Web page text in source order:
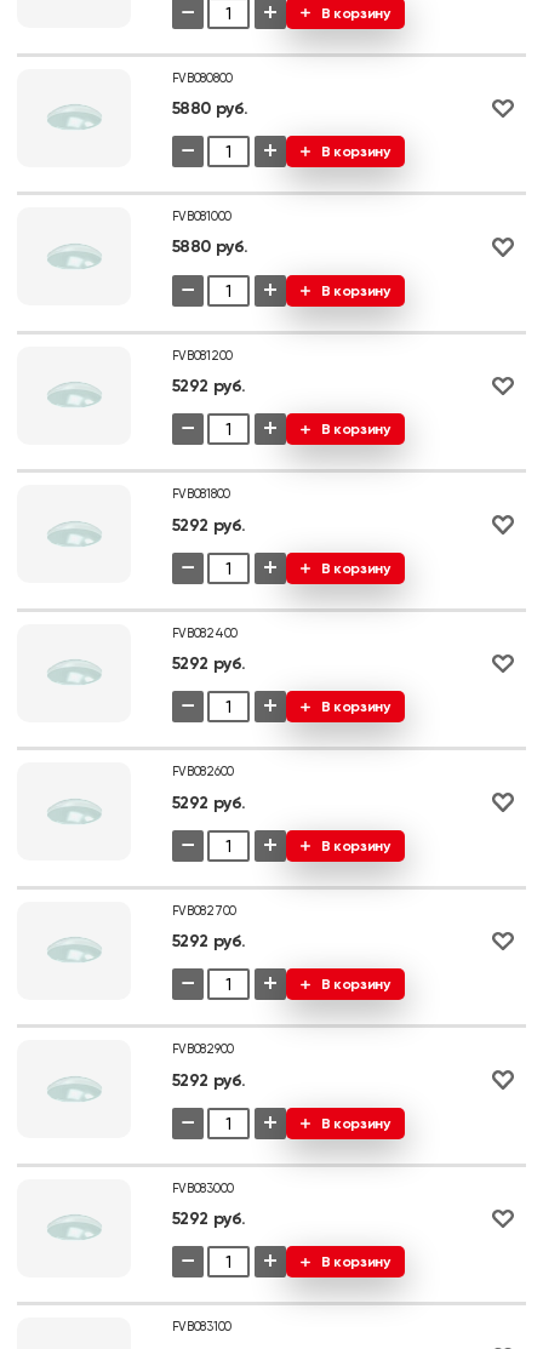
− + В корзину
FVB080800
5880 руб.
− + В корзину
FVB081000
5880 руб.
− + В корзину
FVB081200
5292 руб.
− + В корзину
FVB081800
5292 руб.
− + В корзину
FVB082400
5292 руб.
− + В корзину
FVB082600
5292 руб.
− + В корзину
FVB082700
5292 руб.
− + В корзину
FVB082900
5292 руб.
− + В корзину
FVB083000
5292 руб.
− + В корзину
FVB083100